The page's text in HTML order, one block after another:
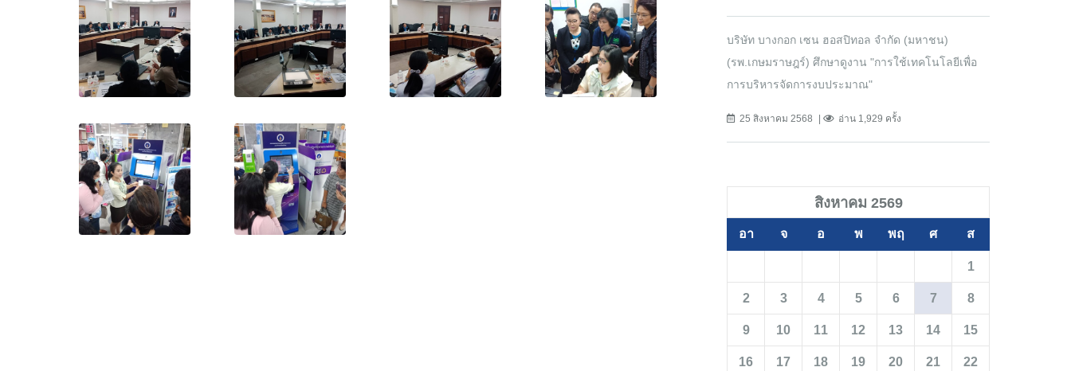
บริษัท บางกอก เซน ฮอสปิทอล จำกัด (มหาชน)
(รพ.เกษมราษฎร์) ศึกษาดูงาน "การใช้เทคโนโลยีเพื่อ
การบริหารจัดการงบประมาณ"
25 สิงหาคม 2568 อ่าน 1,929 ครั้ง
สิงหาคม 2569
อา จ อ พ พฤ ศ ส
1
2 3 4 5 6 7 8
9 10 11 12 13 14 15
16 17 18 19 20 21 22